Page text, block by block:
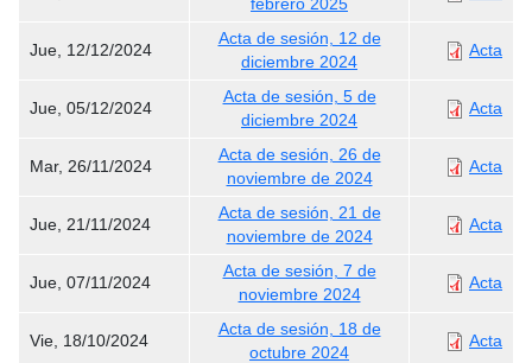
febrero 2025
Jue, 12/12/2024
Acta de sesión, 12 de
diciembre 2024
Acta
Jue, 05/12/2024
Acta de sesión, 5 de
diciembre 2024
Acta
Mar, 26/11/2024
Acta de sesión, 26 de
noviembre de 2024
Acta
Jue, 21/11/2024
Acta de sesión, 21 de
noviembre de 2024
Acta
Jue, 07/11/2024
Acta de sesión, 7 de
noviembre 2024
Acta
Vie, 18/10/2024
Acta de sesión, 18 de
octubre 2024
Acta